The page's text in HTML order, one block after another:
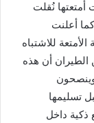
أمتعتها نُقلت
أعلنت
للاشتباه
الطيران أن هذه
تسليمها
ذكية داخل